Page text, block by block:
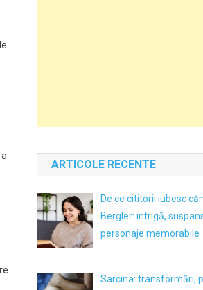
ARTICOLE RECENTE
De ce cititorii iubesc
Bergler: intrigă,
personaje memorabile
Sarcina: transformări,